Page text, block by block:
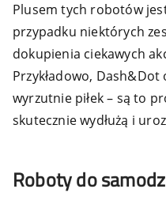
Plusem tych robotów
przypadku niektórych
dokupienia ciekawych
Przykładowo, Dash&Dot
wyrzutnie piłek – są to
skutecznie wydłużą i
Roboty do